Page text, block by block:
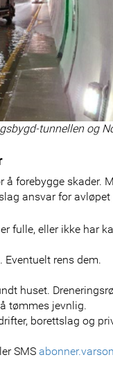
tunnellen og
forebygge skader.
ansvar for avløpet
fulle, eller ikke har
Eventuelt rens dem.
huset.
tømmes jevnlig.
borettslag og
SMS